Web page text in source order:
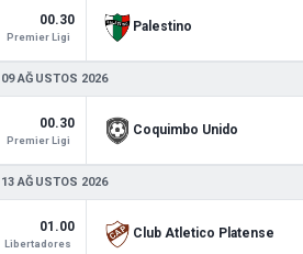
00.30
Premier Ligi
Palestino
09 AĞUSTOS 2026
00.30
Premier Ligi
Coquimbo Unido
13 AĞUSTOS 2026
01.00
Libertadores
Club Atletico Platense